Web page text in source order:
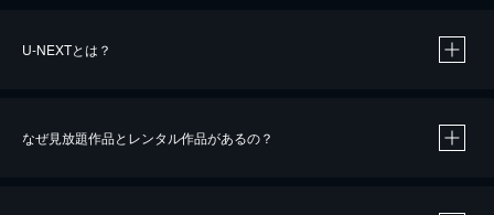
U-NEXTとは？
なぜ見放題作品とレンタル作品があるの？